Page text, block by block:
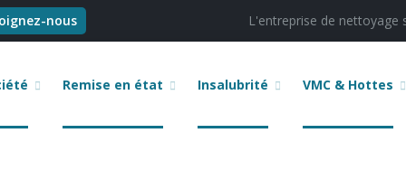
nous L'entreprise de nettoyage
Remise en état Insalubrité VMC & Hottes